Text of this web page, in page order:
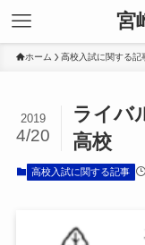
宮
ホーム 高校入試に関する記
ライバ
高校
2019
4/20
高校入試に関する記事